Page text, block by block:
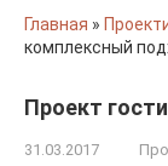
Главная »
комплексный
Проект
31.03.2017